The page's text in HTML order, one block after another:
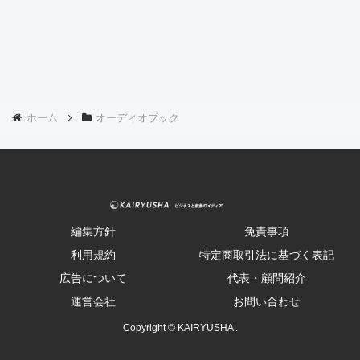
ホーム オーディオブック
編集方針
免責事項
利用規約
特定商取引法に基づく表記
広告について
代表・顧問紹介
運営会社
お問い合わせ
Copyright © KAIRYUSHA .